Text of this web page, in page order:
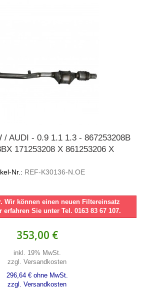
/ AUDI - 0.9 1.1 1.3 - 867253208B
171253208 X 861253206 X
Nr.: REF-K30136-N.OE
Wir können einen neuen Filtereinsatz
erfahren Sie unter Tel. 0163 83 67 107.
353,00 €
inkl. 19% MwSt.
zzgl. Versandkosten
296,64 € ohne MwSt.
zzgl. Versandkosten